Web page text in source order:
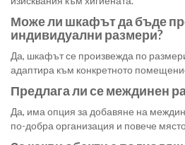
Може ли шкафът да бъде
индивидуални размери?
Да, шкафът се произвежда по
адаптира към конкретното
Предлага ли се междинен
Да, има опция за добавяне на
по-добра организация и повече